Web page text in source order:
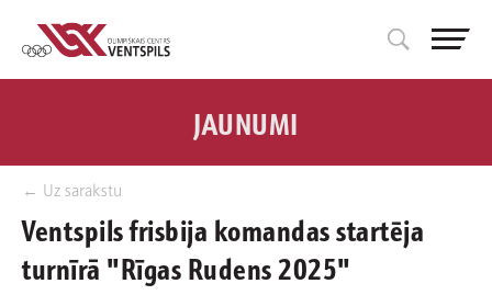
← Uz sarakstu
JAUNUMI
Ventspils frisbija komandas startēja
turnīrā "Rīgas Rudens 2025"